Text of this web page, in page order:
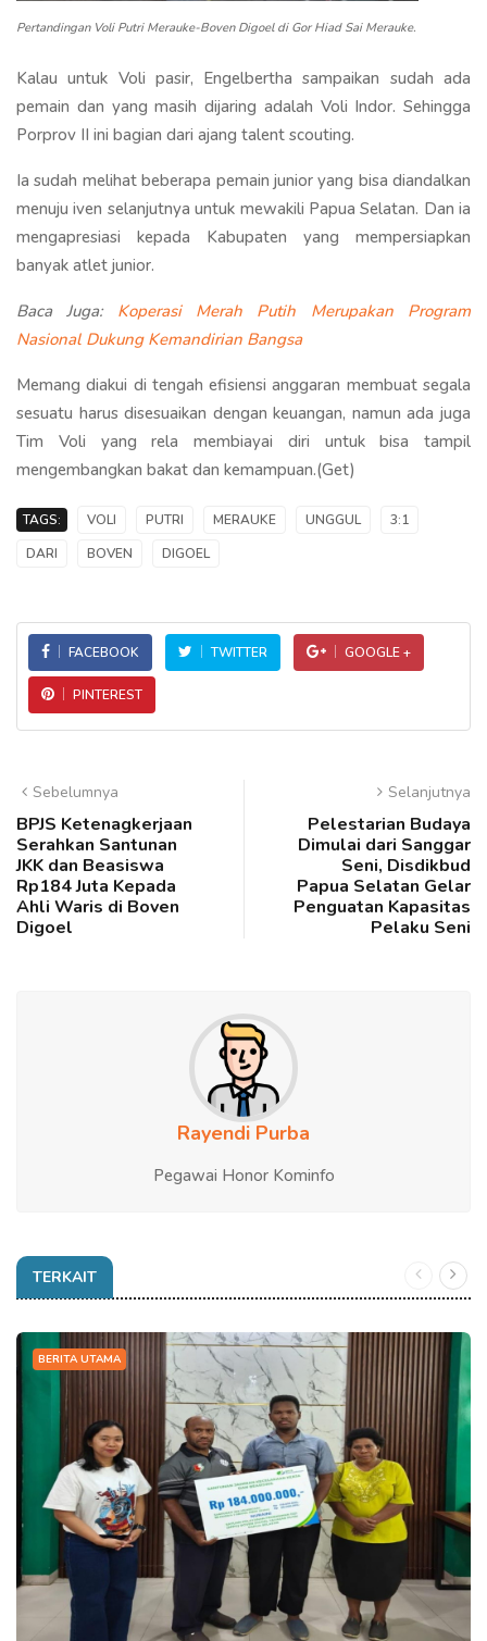
Pertandingan Voli Putri Merauke-Boven Digoel di Gor Hiad Sai Merauke.
Kalau untuk Voli pasir, Engelbertha sampaikan sudah ada
pemain dan yang masih dijaring adalah Voli Indor. Sehingga
Porprov II ini bagian dari ajang talent scouting.
Ia sudah melihat beberapa pemain junior yang bisa diandalkan
menuju iven selanjutnya untuk mewakili Papua Selatan. Dan ia
mengapresiasi kepada Kabupaten yang mempersiapkan
banyak atlet junior.
Baca Juga: Koperasi Merah Putih Merupakan Program
Nasional Dukung Kemandirian Bangsa
Memang diakui di tengah efisiensi anggaran membuat segala
sesuatu harus disesuaikan dengan keuangan, namun ada juga
Tim Voli yang rela membiayai diri untuk bisa tampil
mengembangkan bakat dan kemampuan.(Get)
TAGS: VOLI PUTRI MERAUKE UNGGUL
3:1
DARI
BOVEN DIGOEL
FACEBOOK TWITTER GOOGLE +
PINTEREST
Sebelumnya
BPJS Ketenagkerjaan
Serahkan Santunan
JKK dan Beasiswa
Rp184 Juta Kepada
Ahli Waris di Boven
Digoel
Selanjutnya
Pelestarian Budaya
Dimulai dari Sanggar
Seni, Disdikbud
Papua Selatan Gelar
Penguatan Kapasitas
Pelaku Seni
Rayendi Purba
Pegawai Honor Kominfo
TERKAIT
BERITA UTAMA